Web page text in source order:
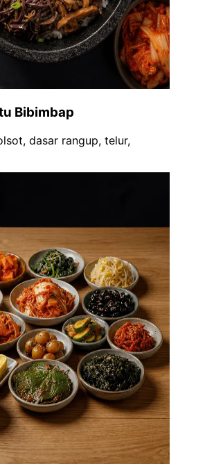
Bibimbap
dasar rangup, telur,